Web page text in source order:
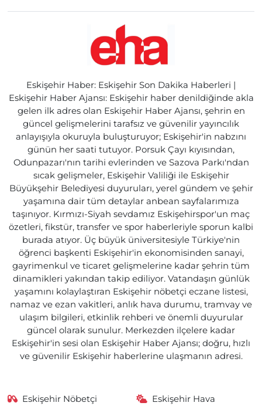
Eskişehir Haber: Eskişehir Son Dakika Haberleri |
Eskişehir Haber Ajansı: Eskişehir haber denildiğinde akla
gelen ilk adres olan Eskişehir Haber Ajansı, şehrin en
güncel gelişmelerini tarafsız ve güvenilir yayıncılık
anlayışıyla okuruyla buluşturuyor; Eskişehir'in nabzını
günün her saati tutuyor. Porsuk Çayı kıyısından,
Odunpazarı'nın tarihi evlerinden ve Sazova Parkı'ndan
sıcak gelişmeler, Eskişehir Valiliği ile Eskişehir
Büyükşehir Belediyesi duyuruları, yerel gündem ve şehir
yaşamına dair tüm detaylar anbean sayfalarımıza
taşınıyor. Kırmızı-Siyah sevdamız Eskişehirspor'un maç
özetleri, fikstür, transfer ve spor haberleriyle sporun kalbi
burada atıyor. Üç büyük üniversitesiyle Türkiye'nin
öğrenci başkenti Eskişehir'in ekonomisinden sanayi,
gayrimenkul ve ticaret gelişmelerine kadar şehrin tüm
dinamikleri yakından takip ediliyor. Vatandaşın günlük
yaşamını kolaylaştıran Eskişehir nöbetçi eczane listesi,
namaz ve ezan vakitleri, anlık hava durumu, tramvay ve
ulaşım bilgileri, etkinlik rehberi ve önemli duyurular
güncel olarak sunulur. Merkezden ilçelere kadar
Eskişehir'in sesi olan Eskişehir Haber Ajansı; doğru, hızlı
ve güvenilir Eskişehir haberlerine ulaşmanın adresi.
Eskişehir Nöbetçi
Eskişehir Hava